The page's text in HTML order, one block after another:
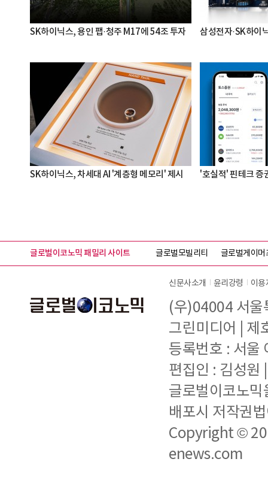
SK하이닉스, 용인 팹·청주 M17에 54조 투자 삼성전자·SK하이
SK하이닉스, 차세대 AI '계층형 메모리' 제시 '호실적' 핀테크 증
글로벌이코노믹 패밀리 사이트 글로벌모빌리티 글로벌게이머
신문사소개 윤리강령 이용
(우)04004 서울
그린미디어 | 제
등록번호 : 서울
편집인 : 김성원
글로벌이코노믹
배포시 저작권
Copyright ©
enews.com